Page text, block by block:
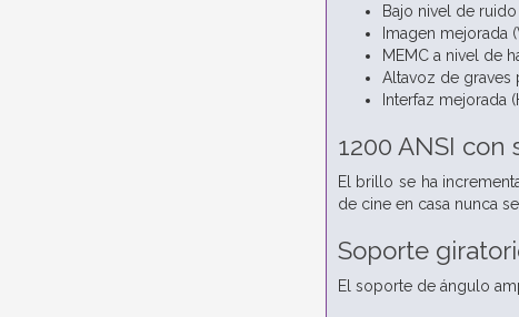
Bajo nivel de
Imagen mejorada
MEMC a nivel de
Altavoz de graves
Interfaz
1200 ANSI
El brillo se ha
de cine en casa nunca
Soporte
El soporte de ángulo